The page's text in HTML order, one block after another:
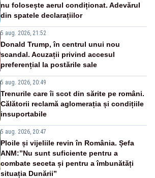
nu folosește aerul condiționat. Adevărul
din spatele declarațiilor
5 aug. 2026, 21:52
Donald Trump, în centrul unui nou
scandal. Acuzații privind accesul
preferențial la postările sale
5 aug. 2026, 20:49
Trenurile care îi scot din sărite pe români.
Călătorii reclamă aglomerația și condițiile
insuportabile
5 aug. 2026, 20:47
Ploile și vijeliile revin în România. Șefa
ANM:”Nu sunt suficiente pentru a
combate seceta și pentru a îmbunătăți
situația Dunării”